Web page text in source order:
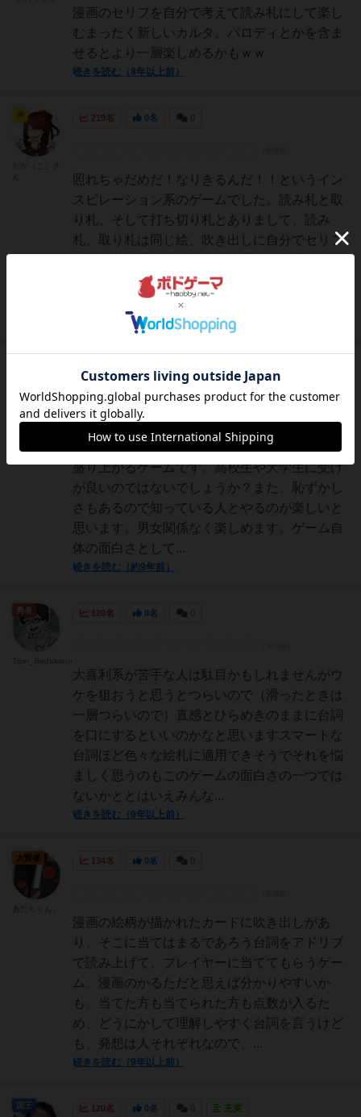
漫画のセリフを自分で考えて読み札にして楽し
むまったく新しいカルタ。パロディとかを含ま
せるとより一層楽しめるかもｗｗ
続きを読む（8年以上前）
219名 0名
照れちゃだめだ！なりきるんだ！！というイン
スピレーション系のゲームでした。読み札と取
り札、そして打ち切り札とありまして、読み
札、取り札は同じ絵、吹き出しに自分でセリフ
って誰にも伝わらないとうち切り札をもらう羽
目に（－１Ｐ）全体で4枚...
続きを読む（9年弱前）
★7.5/10【あるあるの漫画シーンをカルタにし
たってそりゃめっちゃおもろいやん！】とても
盛り上がるゲームです。高校生や大学生に受け
が良いのではないでしょうか？また、恥ずかし
さもあるので知っている人とやるのが楽しいと
思います。男女関係なく楽しめます。ゲーム自
体の面白さとして...
続きを読む（約9年前）
パッチョ
120名 0名
大喜利系が苦手な人は駄目かもしれませんがウ
ケを狙おうと思うとつらいので（滑ったときは
一層つらいので）直感とひらめきのままに台詞
を口にするといいのかなと思いますスマートな
台詞ほど色々な絵札に適用できそうでそれを悩
ましく思うのもこのゲームの面白さの一つでは
ないかととはいえみんな...
続きを読む（9年以上前）
勇者
134名 0名
漫画の絵柄が描かれたカードに吹き出しがあ
り、そこに当てはまるであろう台詞をアドリブ
で読み上げて、プレイヤーに当ててもらうゲー
ム。漫画のかるただと思えば分かりやすいか
も。当てた方も当てられた方も点数が入るた
め、どうにかして理解しやすく台詞を言うけど
も、発想は人それぞれなので、...
続きを読む（9年以上前）
大賢者
120名 0名 充実
国王